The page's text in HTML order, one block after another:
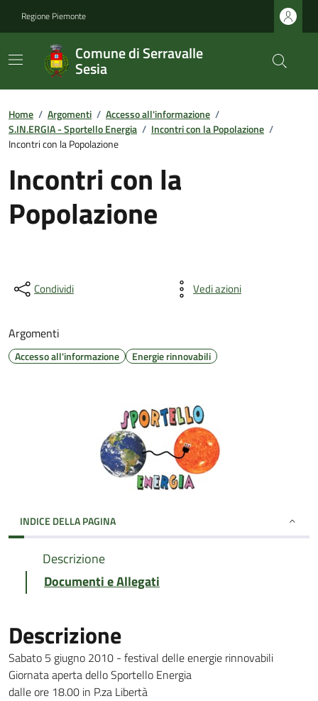
Regione Piemonte
Comune di Serravalle
Sesia
Home / Argomenti / Accesso all'informazione /
S.IN.ERGIA - Sportello Energia / Incontri con la Popolazione /
Incontri con la Popolazione
Incontri con la
Popolazione
Condividi Vedi azioni
Argomenti
Accesso all'informazione Energie rinnovabili
INDICE DELLA PAGINA
Descrizione
Documenti e Allegati
Descrizione
Sabato 5 giugno 2010 - festival delle energie rinnovabili
Giornata aperta dello Sportello Energia
dalle ore 18.00 in P.za Libertà